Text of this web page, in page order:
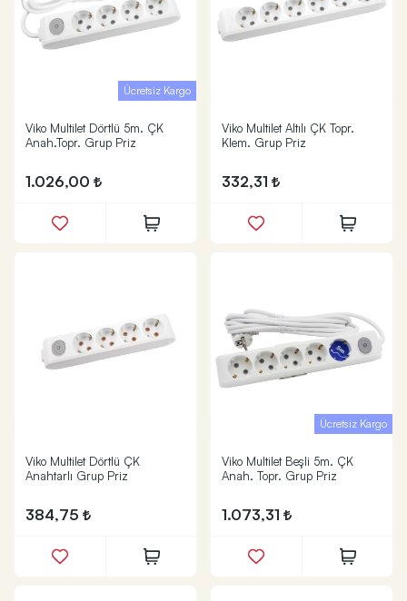
Ücretsiz Kargo
Viko Multilet Dörtlü 5m. ÇK
Anah.Topr. Grup Priz
1.026,00
Viko Multilet Altılı ÇK Topr.
Klem. Grup Priz
332,31
Viko Multilet Dörtlü ÇK
Anahtarlı Grup Priz
384,75
Ücretsiz Kargo
Viko Multilet Beşli 5m. ÇK
Anah. Topr. Grup Priz
1.073,31